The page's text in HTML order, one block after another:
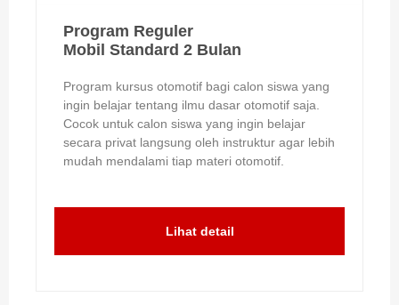
Program Reguler
Mobil Standard 2 Bulan
Program kursus otomotif bagi calon siswa yang
ingin belajar tentang ilmu dasar otomotif saja.
Cocok untuk calon siswa yang ingin belajar
secara privat langsung oleh instruktur agar lebih
mudah mendalami tiap materi otomotif.
Lihat detail